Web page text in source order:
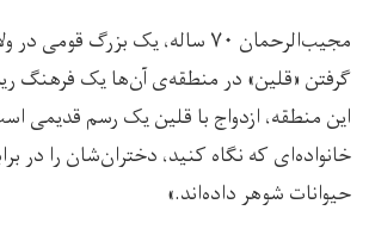
مجیب‌الرحمان ۷۰ ساله، یک بزرگ
گرفتن «قلین» در منطقه‌ی آن‌ها یک فرهنگ
این منطقه، ازدواج با قلین یک رسم قدیمی
خانواده‌ای که نگاه کنید، دختران‌شان را در
حیوانات شوهر داده‌اند.»